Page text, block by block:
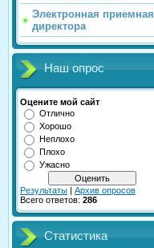
Электронная приемная
директора
Наш опрос
Оцените мой сайт
Отлично
Хорошо
Неплохо
Плохо
Ужасно
Результаты | Архив опросов
Всего ответов: 286
Статистика